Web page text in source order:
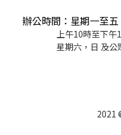
辦公時間：星期一至五
上午10時至下午1時
星期六，日 及公眾
2021